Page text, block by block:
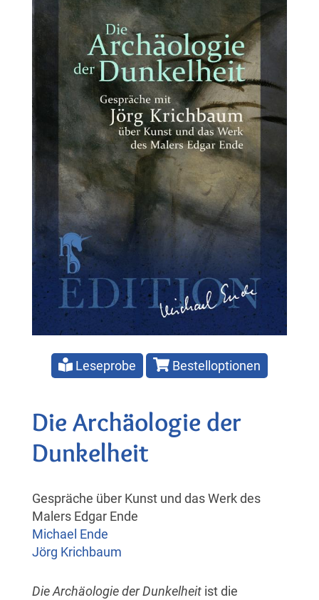
Leseprobe Bestelloptionen
Die Archäologie der
Dunkelheit
Gespräche über Kunst und das Werk des
Malers Edgar Ende
Michael Ende
Jörg Krichbaum
Die Archäologie der Dunkelheit ist die